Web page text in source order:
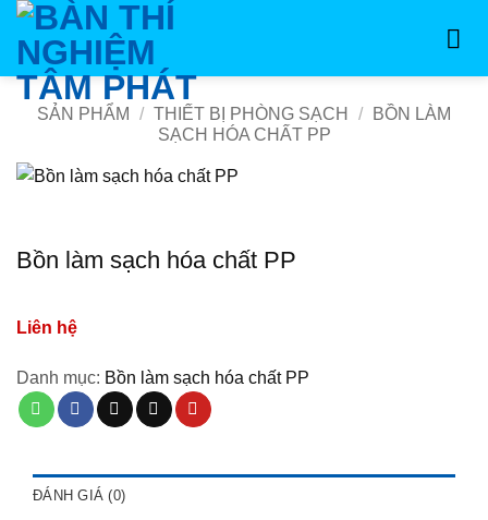
Bỏ
qua
nội
SẢN PHẨM
/ THIẾT BỊ PHÒNG SẠCH /
BỒN LÀM
SẠCH HÓA CHẤT PP
Bồn làm sạch hóa chất PP
Liên hệ
Danh mục: Bồn làm sạch hóa chất PP
ĐÁNH GIÁ (0)